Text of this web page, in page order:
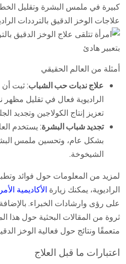
كبيرة في ملمس البشرة وتقليل
علاجات الوخز الدقيق بالترددات
أمثلة من العالم الحقيقي
علاج ندبات حب الشباب: ثبت أن
الراديوية فعال في تقليل
تعزيز إنتاج الكولاجين وتجديد
تجديد شباب البشرة: يستخدم
بشكل عام، وتحسين ملمس
الشيخوخة.
لمزيد من المعلومات حول فوائد
الراديوية، يمكنك زيارة الأكاديمية
على رؤى وارشادات الخبراء.
ثروة من المقالات البحثية حول هذا
متعمقًا ونتائج حول فعالية الوخز
اعتبارات ما قبل العلاج